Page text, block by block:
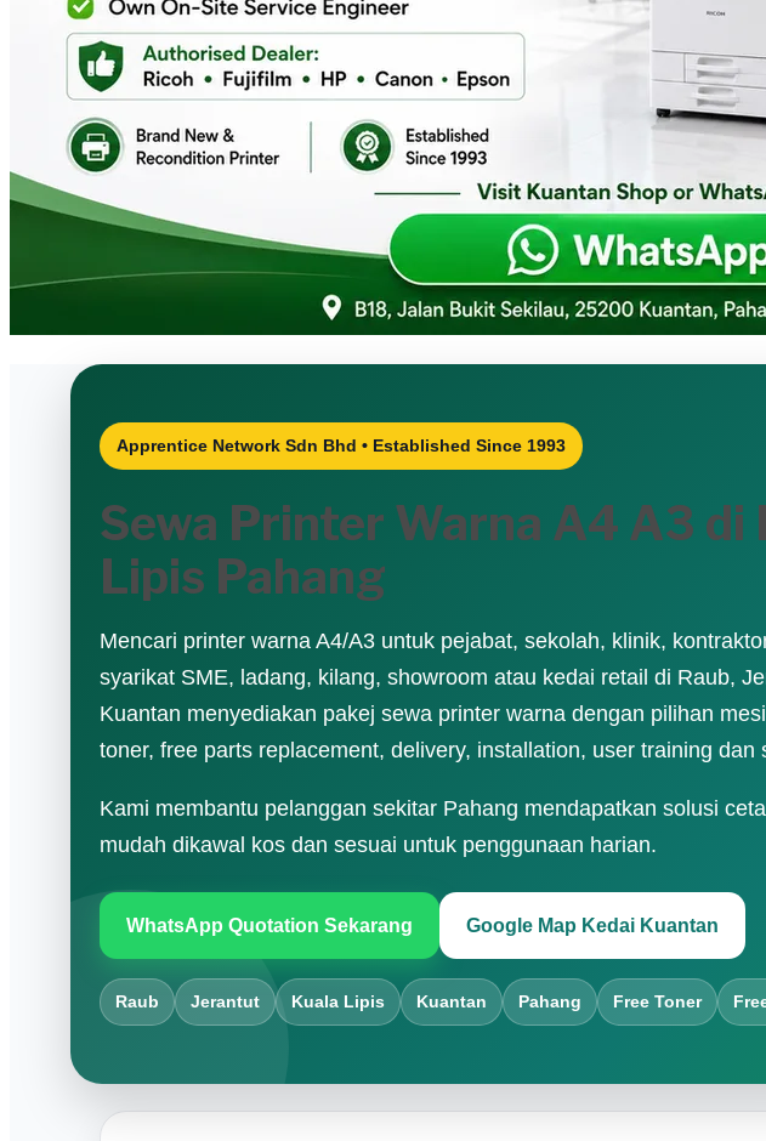
Apprentice Network Sdn Bhd • Established Since 1993
Sewa Printer Warna A4 A3 di
Lipis Pahang
Mencari printer warna A4/A3 untuk pejabat, sekolah, klinik,
syarikat SME, ladang, kilang, showroom atau kedai retail di Raub,
Kuantan menyediakan pakej sewa printer warna dengan pilihan
toner, free parts replacement, delivery, installation, user training
Kami membantu pelanggan sekitar Pahang mendapatkan solusi
mudah dikawal kos dan sesuai untuk penggunaan harian.
WhatsApp Quotation Sekarang Google Map Kedai Kuantan
Raub Jerantut Kuala Lipis Kuantan Pahang Free Toner